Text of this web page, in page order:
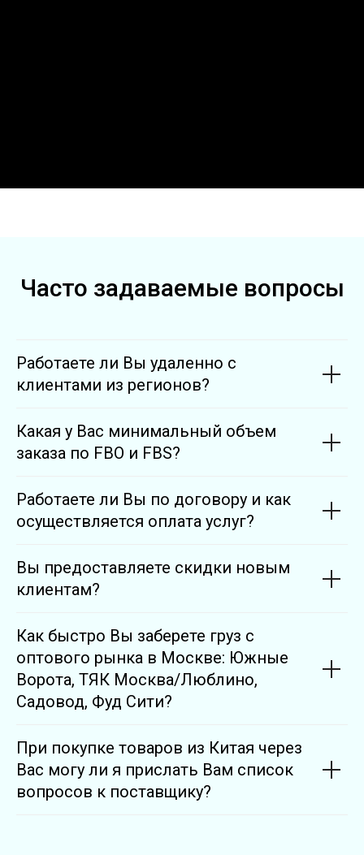
Часто задаваемые вопросы
Работаете ли Вы удаленно с
клиентами из регионов?
Какая у Вас минимальный объем
заказа по FBO и FBS?
Работаете ли Вы по договору и как
осуществляется оплата услуг?
Вы предоставляете скидки новым
клиентам?
Как быстро Вы заберете груз с
оптового рынка в Москве: Южные
Ворота, ТЯК Москва/Люблино,
Садовод, Фуд Сити?
При покупке товаров из Китая через
Вас могу ли я прислать Вам список
вопросов к поставщику?